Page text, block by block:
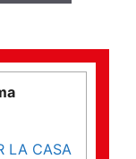
LA CASA